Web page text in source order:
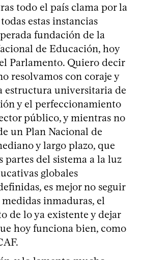
todo el país clama por la
estas instancias
fundación de la
de Educación, hoy
Parlamento. Quiero decir
resolvamos con coraje y
estructura universitaria de
y el perfeccionamiento
público, y mientras no
un Plan Nacional de
y largo plazo, que
partes del sistema a la luz
globales
es mejor no seguir
inmaduras, el
de lo ya existente y dejar
hoy funciona bien, como